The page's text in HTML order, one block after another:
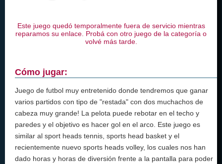
Este juego quedó temporalmente fuera de servicio mientras
reparamos su enlace. Probá con otro juego de la categoría o
volvé más tarde.
Cómo jugar:
Juego de futbol muy entretenido donde tendremos que ganar
varios partidos con tipo de "restada" con dos muchachos de
cabeza muy grande! La pelota puede rebotar en el techo y
paredes y el objetivo es hacer gol en el arco. Este juego es
similar al sport heads tennis, sports head basket y el
recientemente nuevo sports heads volley, los cuales nos han
dado horas y horas de diversión frente a la pantalla para poder